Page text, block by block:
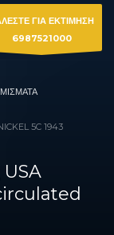
ΓΙΑ ΕΚΤΙΜΗΣΗ
6987521000
5C 1943
USA